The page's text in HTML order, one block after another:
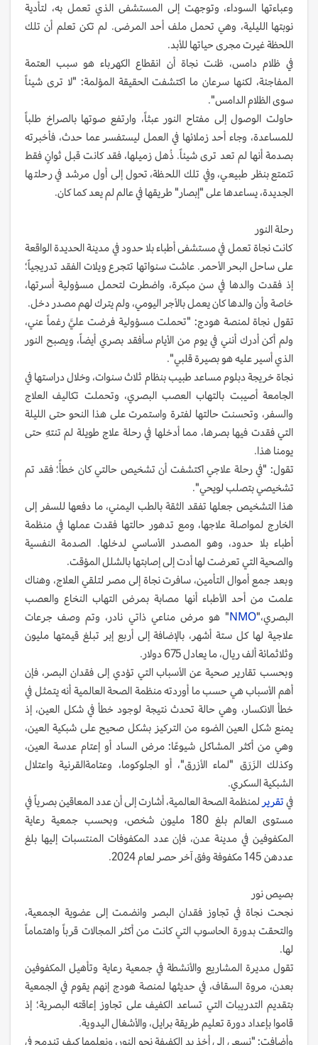
وعباءتها السوداء، وتوجهت إلى المستشفى الذي تعمل به، لتأدية
نوبتها الليلية، وهي تحمل ملف أحد المرضى. لم تكن تعلم أن تلك
اللحظة غيرت مجرى حياتها للأبد.
في ظلام دامس، ظنت نجاة أن انقطاع الكهرباء هو سبب العتمة
المفاجئة، لكنها سرعان ما اكتشفت الحقيقة المؤلمة: "لا ترى شيئاً
سوى الظلام الدامس".
حاولت الوصول إلى مفتاح النور عبثاً، وارتفع صوتها بالصراخ طلباً
للمساعدة، وجاء أحد زملائها في العمل ليستفسر عما حدث، فأخبرته
بصدمة أنها لم تعد ترى شيئاً. ذُهل زميلها، فقد كانت قبل ثوانٍ فقط
تتمتع بنظر طبيعي، وفي تلك اللحظة، تحول إلى أول مرشد في رحلتها
الجديدة، يساعدها على "إبصار" طريقها في عالم لم يعد كما كان.
رحلة النور
كانت نجاة تعمل في مستشفى أطباء بلا حدود في مدينة الحديدة الواقعة
على ساحل البحر الأحمر. عاشت سنواتها تتجرع ويلات الفقد تدريجياً؛
إذ فقدت والدها في سن مبكرة، واضطرت لتحمل مسؤولية أسرتها،
خاصة وأن والدها كان يعمل بالأجر اليومي، ولم يترك لهم مصدر دخل.
تقول نجاة لمنصة هودج: "تحملت مسؤولية فرضت عليَّ رغماً عني،
ولم أكن أدرك أنني في يوم من الأيام سأفقد بصري أيضاً، ويصبح النور
الذي أسير عليه هو بصيرة قلبي".
نجاة خريجة دبلوم مساعد طبيب بنظام ثلاث سنوات، وخلال دراستها في
الجامعة أصيبت بالتهاب العصب البصري، وتحملت تكاليف العلاج
والسفر، وتحسنت حالتها لفترة واستمرت على هذا النحو حتى الليلة
التي فقدت فيها بصرها، مما أدخلها في رحلة علاج طويلة لم تنتهِ حتى
يومنا هذا.
تقول: "في رحلة علاجي اكتشفت أن تشخيص حالتي كان خطأً؛ فقد تم
تشخيصي بتصلب لويحي".
هذا التشخيص جعلها تفقد الثقة بالطب اليمني، ما دفعها للسفر إلى
الخارج لمواصلة علاجها، ومع تدهور حالتها فقدت عملها في منظمة
أطباء بلا حدود، وهو المصدر الأساسي لدخلها. الصدمة النفسية
والصحية التي تعرضت لها أدت إلى إصابتها بالشلل المؤقت.
وبعد جمع أموال التأمين، سافرت نجاة إلى مصر لتلقي العلاج، وهناك
علمت من أحد الأطباء أنها مصابة بمرض التهاب النخاع والعصب
البصري،"NMO" هو مرض مناعي ذاتي نادر، وتم وصف جرعات
علاجية لها كل ستة أشهر، بالإضافة إلى أربع إبر تبلغ قيمتها مليون
وثلاثمائة ألف ريال، ما يعادل 675 دولار.
وبحسب تقارير صحية عن الأسباب التي تؤدي إلى فقدان البصر، فإن
أهم الأسباب هي حسب ما أوردته منظمة الصحة العالمية أنه يتمثل في
خطأ الانكسار، وهي حالة تحدث نتيجة لوجود خطأ في شكل العين، إذ
يمنع شكل العين الضوء من التركيز بشكل صحيح على شبكية العين،
وهي من أكثر المشاكل شيوعًا: مرض الساد أو إعتام عدسة العين،
وكذلك الزَرَق "لماء الأزرق"، أو الجلوكوما، وعتامةالقرنية واعتلال
الشبكية السكري.
في تقرير لمنظمة الصحة العالمية، أشارت إلى أن عدد المعاقين بصرياً في
مستوى العالم بلغ 180 مليون شخص، وبحسب جمعية رعاية
المكفوفين في مدينة عدن، فإن عدد المكفوفات المنتسبات إليها بلغ
عددهن 145 مكفوفة وفق آخر حصر لعام 2024.
بصيص نور
نجحت نجاة في تجاوز فقدان البصر وانضمت إلى عضوية الجمعية،
والتحقت بدورة الحاسوب التي كانت من أكثر المجالات قرباً واهتماماً
لها.
تقول مديرة المشاريع والأنشطة في جمعية رعاية وتأهيل المكفوفين
بعدن، مروة السقاف، في حديثها لمنصة هودج إنهم يقوم في الجمعية
بتقديم التدريبات التي تساعد الكفيف على تجاوز إعاقته البصرية؛ إذ
قاموا بإعداد دورة تعليم طريقة برايل، والأشغال اليدوية.
وأضافت: "نسعى إلى أخذ يد الكفيفة نحو النور، ونعلمها كيف تندمج في